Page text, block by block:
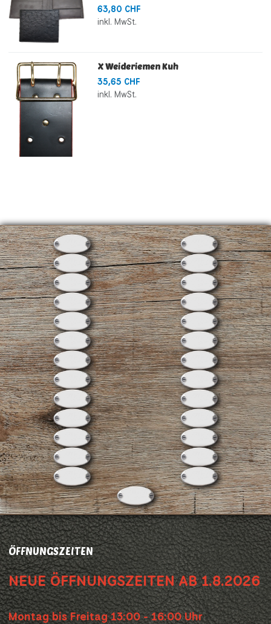
63,80 CHF
inkl. MwSt.
X Weideriemen Kuh
35,65 CHF
inkl. MwSt.
ÖFFNUNGSZEITEN
NEUE ÖFFNUNGSZEITEN AB 1.8.2026
Montag bis Freitag 13:00 - 16:00 Uhr